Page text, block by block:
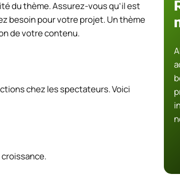
du thème. Assurez-vous qu’il est
besoin pour votre projet. Un thème
de votre contenu.
chez les spectateurs. Voici